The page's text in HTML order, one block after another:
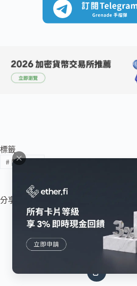
標籤
#熱門文章
分享此文章：